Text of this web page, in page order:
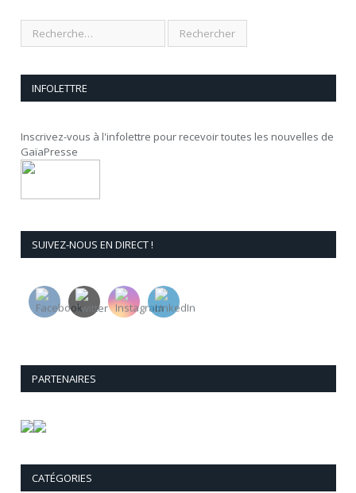
INFOLETTRE
Inscrivez-vous à l'infolettre pour recevoir toutes les nouvelles de
GaïaPresse
SUIVEZ-NOUS EN DIRECT !
PARTENAIRES
CATÉGORIES